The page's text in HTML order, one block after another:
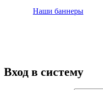
Наши баннеры
Вход в систему